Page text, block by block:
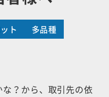
ト
多品種
？から、取引先の依